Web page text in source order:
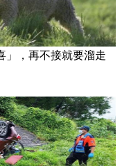
」，再不接就要溜走